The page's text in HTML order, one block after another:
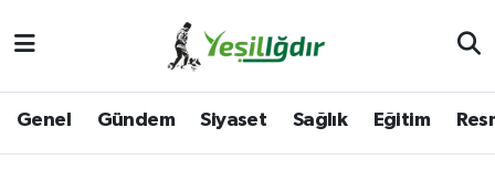
Genel Gündem Siyaset Sağlık Eğitim